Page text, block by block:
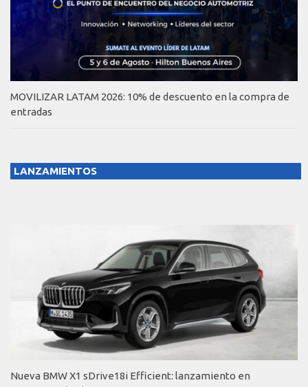
MOVILIZAR LATAM 2026: 10% de descuento en la compra de
entradas
LANZAMIENTOS
Nueva BMW X1 sDrive18i Efficient: lanzamiento en